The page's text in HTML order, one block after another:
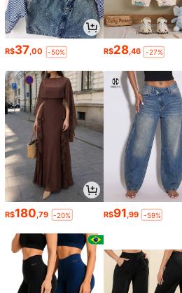
R$37,00 -50% R$28,46 -27%
R$180 ,79 -20% R$91 ,99 -59%